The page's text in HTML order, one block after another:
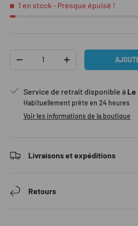
1 en stock - Presque épuisé !
DIMINUER LA QUANTITÉAUGMENTER LA
Service de retrait disponible à
Habituellement prête en 24 heures
Voir les informations de la boutique
Livraisons et expéditions
Retours